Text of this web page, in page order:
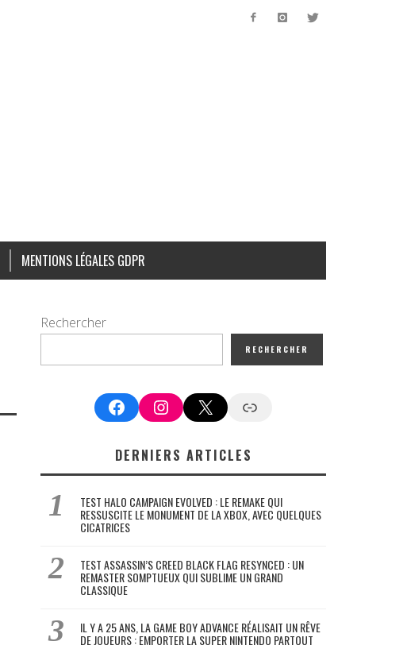
MENTIONS LÉGALES GDPR
Rechercher
RECHERCHER
FacebookInstagram
X Google News
DERNIERS ARTICLES
TEST HALO CAMPAIGN EVOLVED : LE REMAKE QUI
RESSUSCITE LE MONUMENT DE LA XBOX, AVEC QUELQUES
CICATRICES
TEST ASSASSIN’S CREED BLACK FLAG RESYNCED : UN
REMASTER SOMPTUEUX QUI SUBLIME UN GRAND
CLASSIQUE
IL Y A 25 ANS, LA GAME BOY ADVANCE RÉALISAIT UN RÊVE
DE JOUEURS : EMPORTER LA SUPER NINTENDO PARTOUT